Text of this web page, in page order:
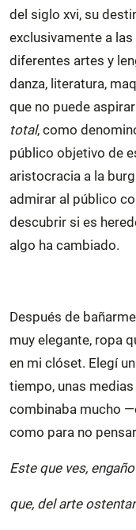
del siglo xvi, su
exclusivamente a
diferentes artes y
danza, literatura,
que no puede
total, como
público objetivo de
aristocracia a la
admirar al público
descubrir si es
algo ha cambiado.
Después de
muy elegante, ropa
en mi clóset. Elegí
tiempo, unas
combinaba mucho
como para no
Este que ves,
que, del arte